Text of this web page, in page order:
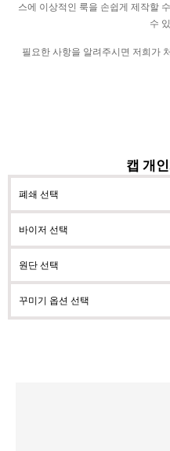
스에 이상적인 룩을 손쉽게 제작할
수
필요한 사항을 알려주시면 저희가
캡 개
폐쇄 선택
바이저 선택
원단 선택
꾸미기 옵션 선택